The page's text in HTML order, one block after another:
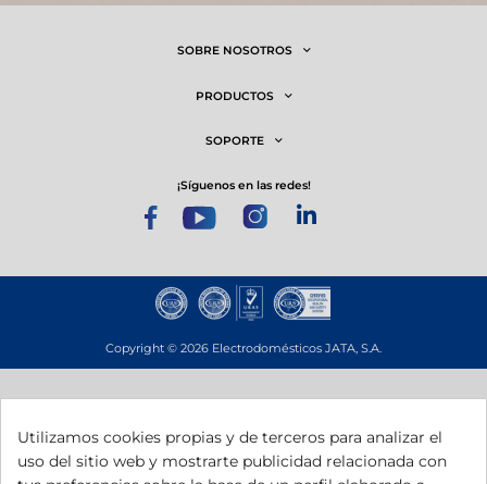
SOBRE NOSOTROS
PRODUCTOS
SOPORTE
¡síguenos en las redes!
Copyright © 2026 Electrodomésticos JATA, S.A.
Esta empresa ha recibido una subvención del Gobierno de Navarra al
Utilizamos cookies propias y de terceros para analizar el
uso del sitio web y mostrarte publicidad relacionada con